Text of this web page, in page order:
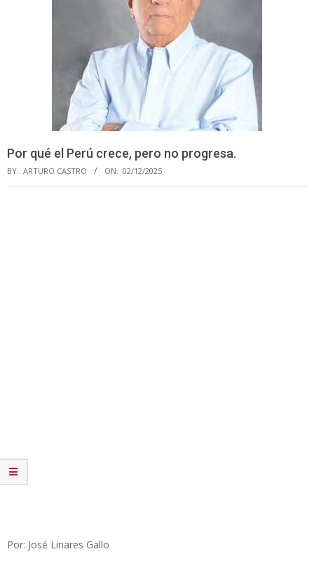
Por qué el Perú crece, pero no progresa.
BY: ARTURO CASTRO ON: 02/12/2025
Por: José Linares Gallo